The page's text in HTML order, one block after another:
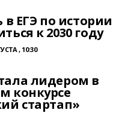
в ЕГЭ по истории
к 2030 году
, 10:30
лидером в
конкурсе
стартап»